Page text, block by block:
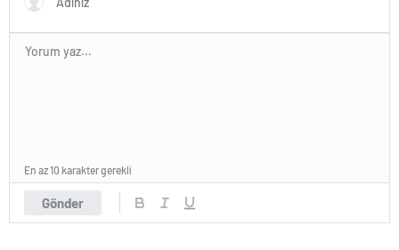
Gönder
En az 10 karakter gerekli